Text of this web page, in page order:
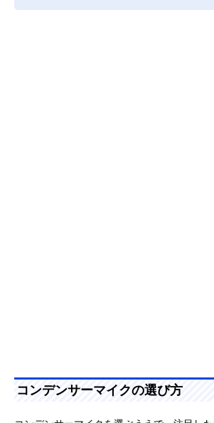
コンデンサーマイクの選び方